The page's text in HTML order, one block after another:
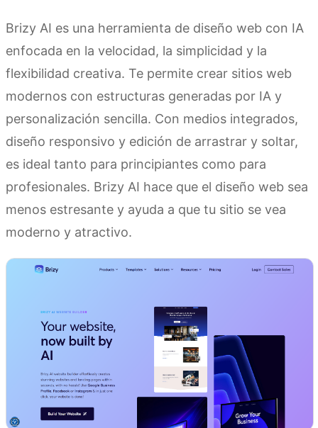
Brizy AI es una herramienta de diseño web con IA
enfocada en la velocidad, la simplicidad y la
flexibilidad creativa. Te permite crear sitios web
modernos con estructuras generadas por IA y
personalización sencilla. Con medios integrados,
diseño responsivo y edición de arrastrar y soltar,
es ideal tanto para principiantes como para
profesionales. Brizy AI hace que el diseño web sea
menos estresante y ayuda a que tu sitio se vea
moderno y atractivo.